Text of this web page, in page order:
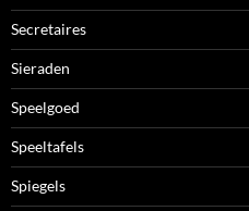
Secretaires
Sieraden
Speelgoed
Speeltafels
Spiegels